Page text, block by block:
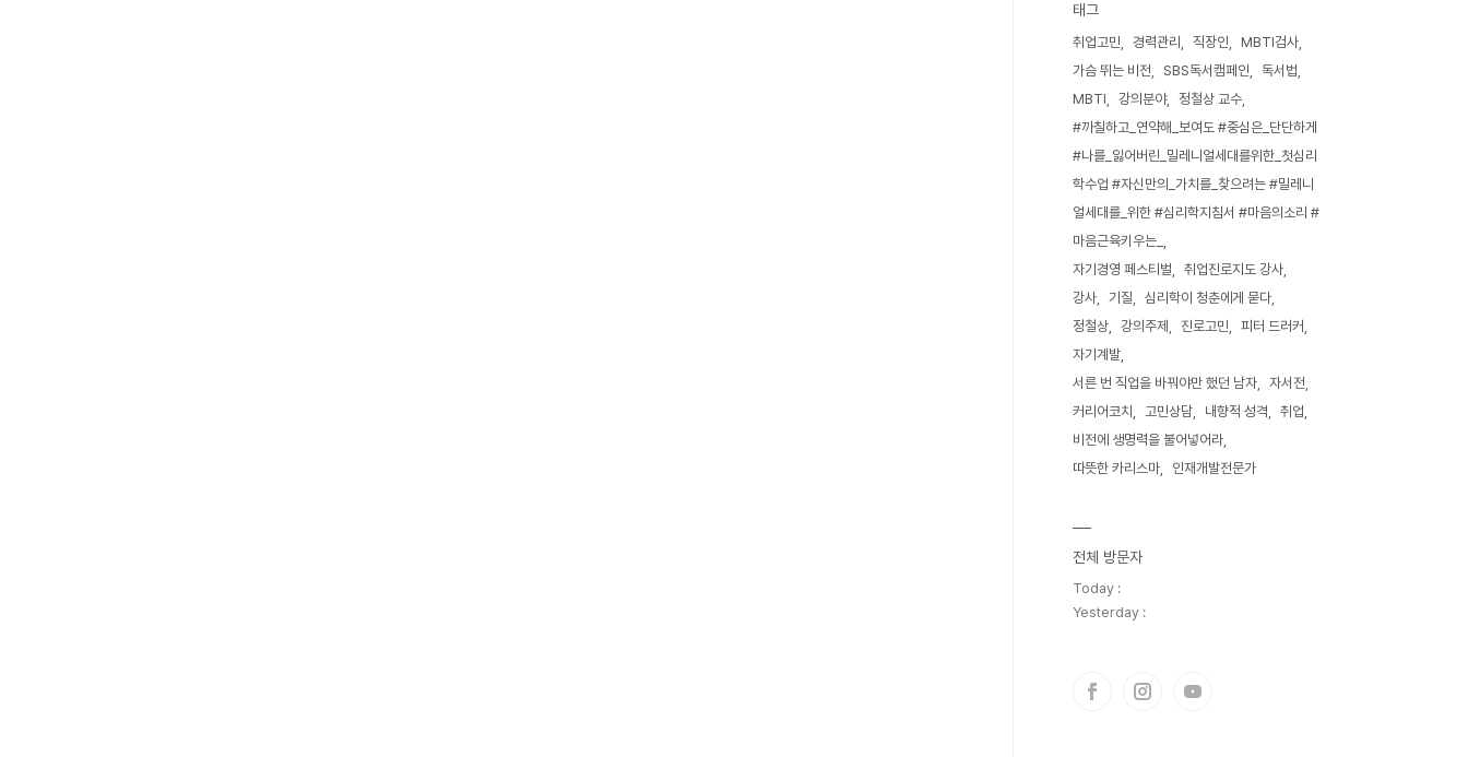
태그
취업고민 경력관리 직장인
MBTI검사
가슴 뛰는 비전
SBS독서캠페인
독서법
MBTI
강의분야
정철상 교수
#까칠하고_연약해_보여도 #중심은_단단하게
#나를_잃어버린_밀레니얼세대를위한_첫심리
학수업 #자신만의_가치를_찾으려는 #밀레니
얼세대를_위한 #심리학지침서 #마음의소리 #
마음근육키우는_
자기경영 페스티벌
취업진로지도 강사
강사
기질
심리학이 청춘에게 묻다
정철상
강의주제 진로고민
피터 드러커
자기계발
서른 번 직업을 바꿔야만 했던 남자
자서전
커리어코치
고민상담 내향적 성격
취업
비전에 생명력을 불어넣어라
따뜻한 카리스마
인재개발전문가
전체 방문자
Today :
Yesterday :